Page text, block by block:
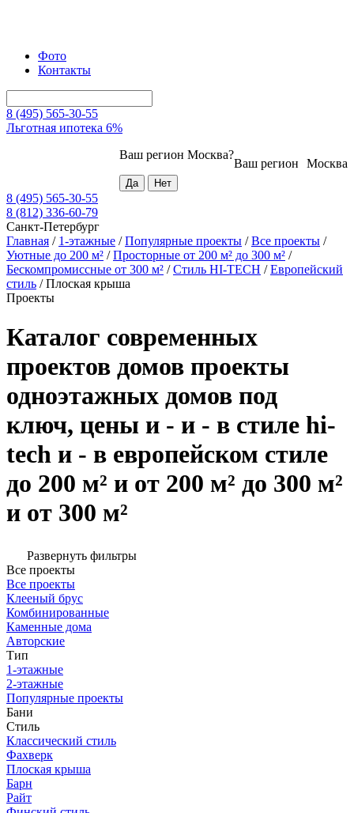
Фото
Контакты
8 (495) 565-30-55
Льготная ипотека 6%
Москва
Ваш регион
Ваш регион Москва?
8 (495) 565-30-55
8 (812) 336-60-79
Санкт-Петербург
Главная / 1-этажные /Популярные проекты /Все проекты /
Уютные до 200 м² /Просторные от 200 м² до 300 м² /
Бескомпромиссные от 300 м² /Стиль HI-TECH /Европейский
стиль /Плоская крыша
Проекты
Каталог современных
проектов домов проекты
одноэтажных домов под
ключ, цены и - и - в стиле hi-
tech и - в европейском стиле
до 200 м² и от 200 м² до 300 м²
и от 300 м²
Развернуть фильтры
Все проекты
Все проекты
Клееный брус
Комбинированные
Каменные дома
Авторские
Тип
1-этажные
2-этажные
Популярные проекты
Бани
Стиль
Классический стиль
Фахверк
Плоская крыша
Барн
Райт